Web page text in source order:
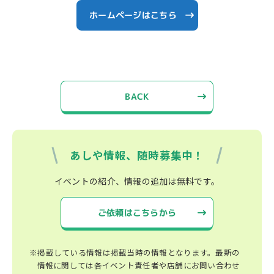
ホームページはこちら
BACK
あしや情報、随時募集中！
イベントの紹介、情報の追加は無料です。
ご依頼はこちらから
※掲載している情報は掲載当時の情報となります。最新の
情報に関しては各イベント責任者や店舗にお問い合わせ